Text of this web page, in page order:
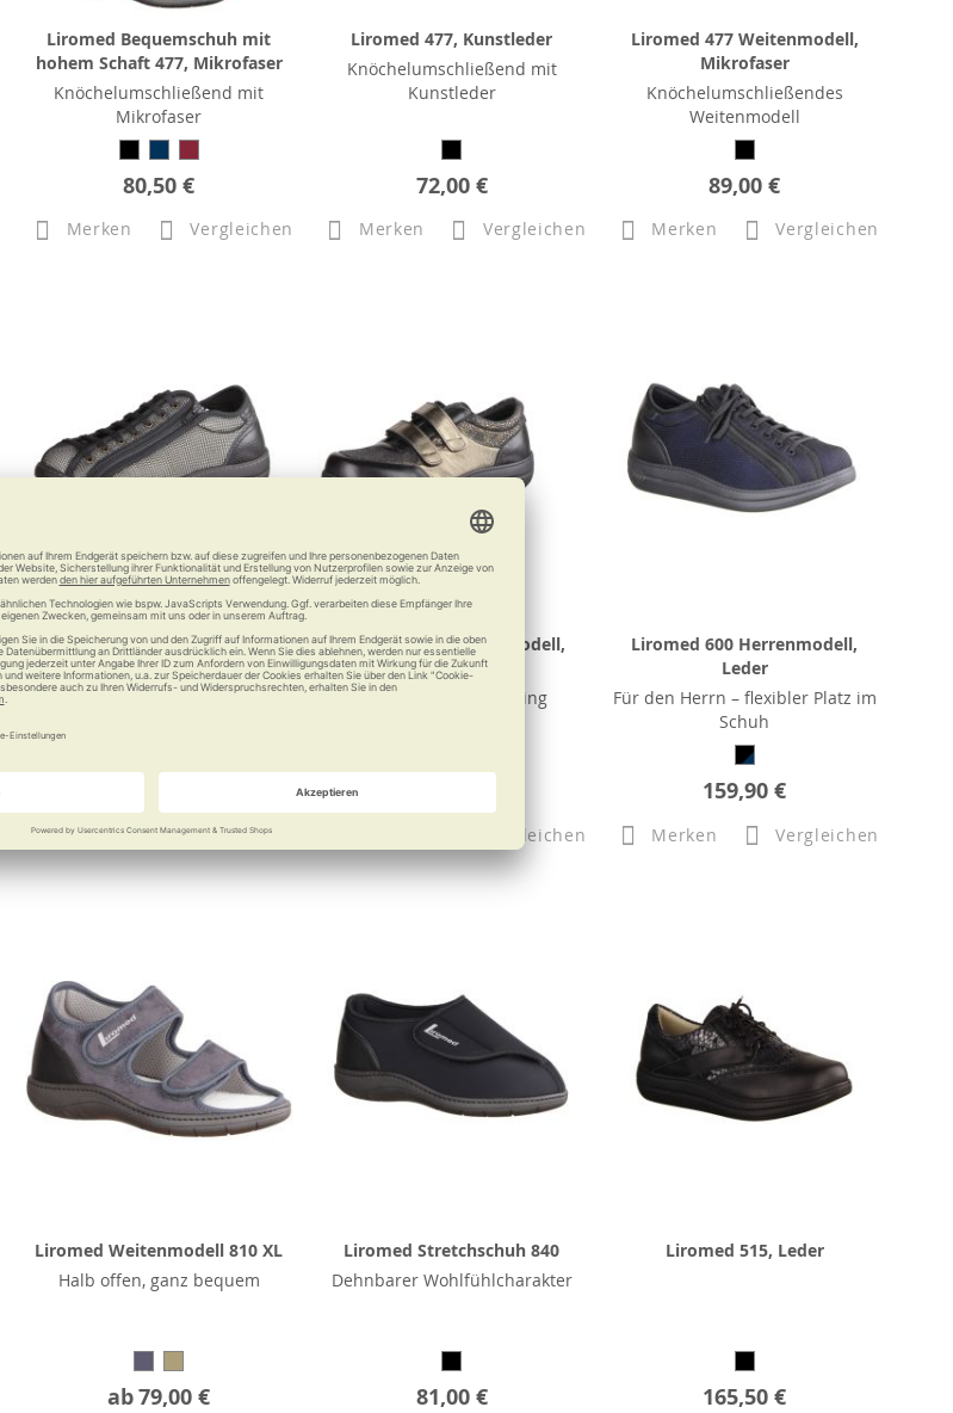
Liromed Bequemschuh mit
hohem Schaft 477, Mikrofaser
Knöchelumschließend mit
Mikrofaser
80,50 €
Merken Vergleichen
Liromed 477, Kunstleder
Knöchelumschließend mit
Kunstleder
72,00 €
Merken Vergleichen
Liromed 477 Weitenmodell,
Mikrofaser
Knöchelumschließendes
Weitenmodell
89,00 €
Merken Vergleichen
Liromed 500 Damenmodell,
Leder
Für die Dame flexibler Platz im
Merken Vergleichen
Liromed 520 Damenmodell,
Leder
Bequemschuh mit Bling
Vergleichen
Liromed 600 Herrenmodell,
Leder
Für den Herrn – flexibler Platz im
Schuh
159,90 €
Merken Vergleichen
Liromed Weitenmodell 810 XL
Halb offen, ganz bequem
ab79,00 €
Liromed Stretchschuh 840
Dehnbarer Wohlfühlcharakter
81,00 €
Liromed 515, Leder
165,50 €